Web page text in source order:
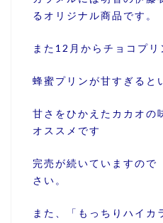
るオリジナル商品です。
また12月からチョコプリ
蜂蜜プリンが甘すぎると
甘さをひかえたカカオの
オススメです
完売が続いていますの
さい。
また、「もっちりハイカ